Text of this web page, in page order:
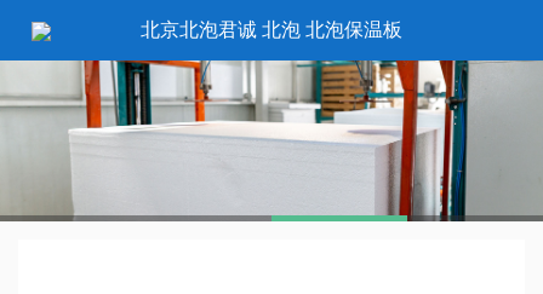
北京北泡君诚 北泡 北泡保温板